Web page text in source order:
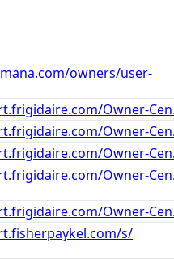
owners/user-
Owner-
Owner-
Owner-
Owner-
Owner-
s/